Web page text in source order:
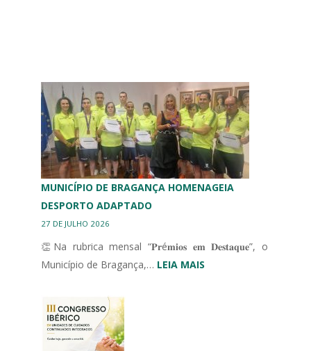
MUNICÍPIO DE BRAGANÇA HOMENAGEIA
DESPORTO ADAPTADO
27 DE JULHO 2026
👏Na rubrica mensal “𝐏𝐫é𝐦𝐢𝐨𝐬 𝐞𝐦 𝐃𝐞𝐬𝐭𝐚𝐪𝐮𝐞”, o
Município de Bragança,… LEIA MAIS: